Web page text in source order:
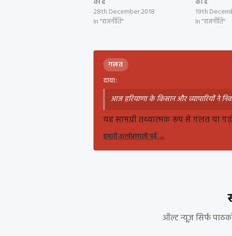
28th December 2018
In "राजनीति"
19th
In "राजनीति"
ग़लत
दावा:
आज हरियाणा के किसान और व्यापारियों ने
यह सामग्री तथ्यात्मक रूप से गलत या
हमारी कार्यप्रणाली पढ़ें→
ऑल्ट न्यूज़ सिर्फ